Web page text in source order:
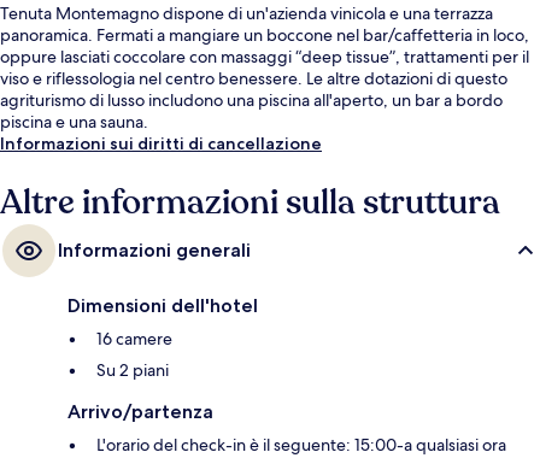
Tenuta Montemagno dispone di un'azienda vinicola e una terrazza
panoramica. Fermati a mangiare un boccone nel bar/caffetteria in loco,
oppure lasciati coccolare con massaggi “deep tissue”, trattamenti per il
viso e riflessologia nel centro benessere. Le altre dotazioni di questo
agriturismo di lusso includono una piscina all'aperto, un bar a bordo
piscina e una sauna.
Informazioni sui diritti di cancellazione
Altre informazioni sulla struttura
Informazioni generali
Dimensioni dell'hotel
16 camere
Su 2 piani
Arrivo/partenza
L'orario del check-in è il seguente: 15:00-a qualsiasi ora